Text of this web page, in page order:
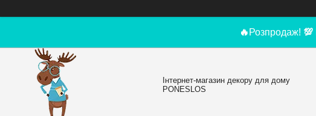
🔥 Розпродаж! 💯
Інтернет-магазин декору для дому
PONESLOS